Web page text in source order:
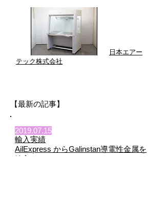
日本エアー
テック株式会社
【最新の記事】
2019.07.15
輸入実績
AilExpress からGalinstan導電性金属を
輸入しました